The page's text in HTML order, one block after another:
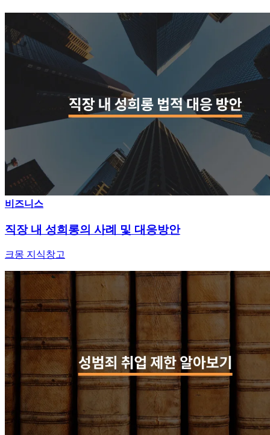
비즈니스
직장 내 성희롱의 사례 및 대응방안
크몽 지식창고